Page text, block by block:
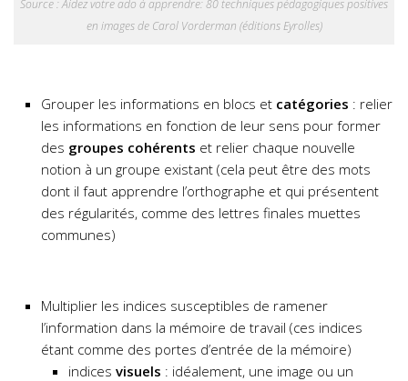
Source : Aidez votre ado à apprendre: 80 techniques pédagogiques positives
en images de Carol Vorderman (éditions Eyrolles)
Grouper les informations en blocs et catégories : relier
les informations en fonction de leur sens pour former
des groupes cohérents et relier chaque nouvelle
notion à un groupe existant (cela peut être des mots
dont il faut apprendre l’orthographe et qui présentent
des régularités, comme des lettres finales muettes
communes)
Multiplier les indices susceptibles de ramener
l’information dans la mémoire de travail (ces indices
étant comme des portes d’entrée de la mémoire)
indices visuels : idéalement, une image ou un